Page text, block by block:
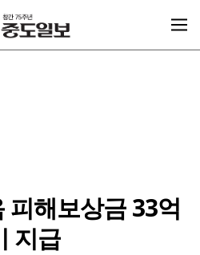
피해보상금 33억
지급